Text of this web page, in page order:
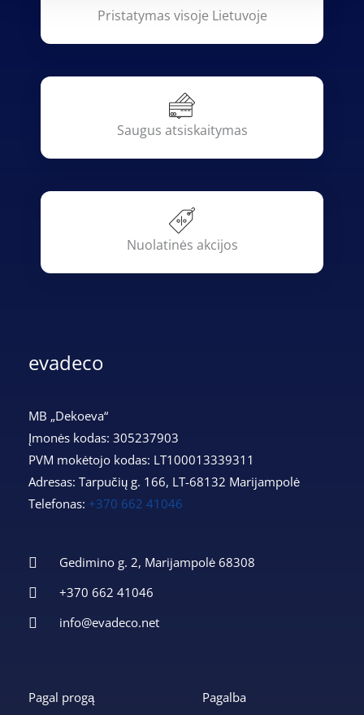
Pristatymas visoje Lietuvoje
Saugus atsiskaitymas
Nuolatinės akcijos
evadeco
MB „Dekoeva“
Įmonės kodas: 305237903
PVM mokėtojo kodas: LT100013339311
Adresas: Tarpučių g. 166, LT-68132 Marijampolė
Telefonas: +370 662 41046
Gedimino g. 2, Marijampolė 68308
+370 662 41046
info@evadeco.net
Pagal progą Pagalba